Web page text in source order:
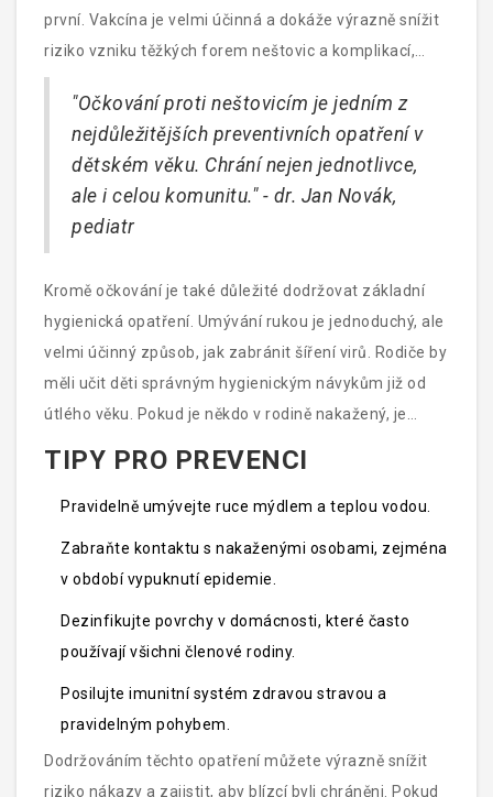
první. Vakcína je velmi účinná a dokáže výrazně snížit
riziko vzniku těžkých forem neštovic a komplikací,
jako je bakteriální infekce kůže nebo zápal plic.
"Očkování proti neštovicím je jedním z
nejdůležitějších preventivních opatření v
dětském věku. Chrání nejen jednotlivce,
ale i celou komunitu." - dr. Jan Novák,
pediatr
Kromě očkování je také důležité dodržovat základní
hygienická opatření. Umývání rukou je jednoduchý, ale
velmi účinný způsob, jak zabránit šíření virů. Rodiče by
měli učit děti správným hygienickým návykům již od
útlého věku. Pokud je někdo v rodině nakažený, je
TIPY PRO PREVENCI
Pravidelně umývejte ruce mýdlem a teplou vodou.
Zabraňte kontaktu s nakaženými osobami, zejména
v období vypuknutí epidemie.
Dezinfikujte povrchy v domácnosti, které často
používají všichni členové rodiny.
Posilujte imunitní systém zdravou stravou a
pravidelným pohybem.
Dodržováním těchto opatření můžete výrazně snížit
riziko nákazy a zajistit, aby blízcí byli chráněni. Pokud